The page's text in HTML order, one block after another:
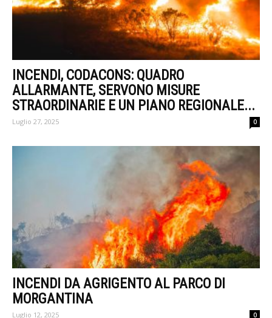
INCENDI, CODACONS: QUADRO
ALLARMANTE, SERVONO MISURE
STRAORDINARIE E UN PIANO REGIONALE...
Luglio 27, 2025 0
INCENDI DA AGRIGENTO AL PARCO DI
MORGANTINA
Luglio 12, 2025 0